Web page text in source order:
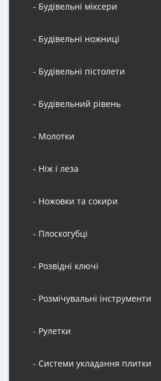
- Будівельні міксери
- Будівельні ножниці
- Будівельні пістолети
- Будівельний рівень
- Молотки
- Ніж і леза
- Ножовки та сокири
- Плоскогубці
- Розвідні ключі
- Розмічувальні інструменти
- Рулетки
- Системи укладання плитки